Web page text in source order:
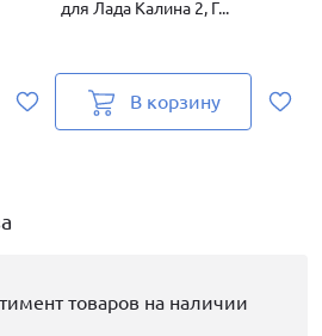
для Лада Калина 2, Г...
В корзину
товаров на наличии